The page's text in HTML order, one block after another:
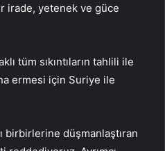
irade, yetenek ve güce
tüm sıkıntıların tahlili ile
ermesi için Suriye ile
birbirlerine düşmanlaştıran